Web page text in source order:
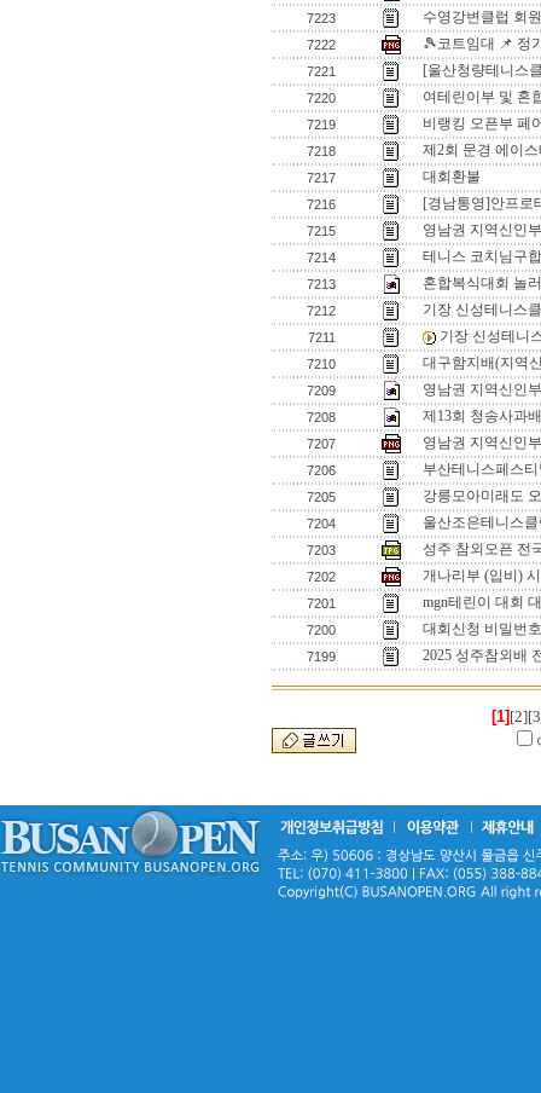
7223 수영강변클럽 회
7222 🎾코트임대 📌 정
7221 [울산청량테니스
7220 여테린이부 및 혼
7219 비랭킹 오픈부 페
7218 제2회 문경 에이
7217 대회환불
7216 [경남통영]안프로
7215 영남권 지역신인부
7214 테니스 코치님구
7213 혼합복식대회 놀
7212 기장 신성테니스
7211 기장 신성테니
7210 대구함지배(지역
7209 영남권 지역신인
7208 제13회 청송사과
7207 영남권 지역신인
7206 부산테니스페스
7205 강릉모아미래도
7204 울산조은테니스
7203 성주 참외오픈 전
7202 개나리부 (입비)
7201 mgn테린이 대회
7200 대회신청 비밀번호
7199 2025 성주참외배
[1] [2]